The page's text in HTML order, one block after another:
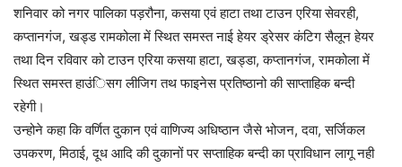
शनिवार को नगर पालिका पड़रौना, कसया एवं हाटा तथा टाउन एरिया सेवरही,
कप्तानगंज, खड्ड रामकोला में स्थित समस्त नाई हेयर ड्रेसर कंटिग सैलून हेयर
तथा दिन रविवार को टाउन एरिया कसया हाटा, खड्डा, कप्तानगंज, रामकोला में
स्थित समस्त हाउंिसग लीजिग तथ फाइनेस प्रतिष्ठानो की साप्ताहिक बन्दी
रहेगी।
उन्होने कहा कि वर्णित दुकान एवं वाणिज्य अधिष्ठान जैसे भोजन, दवा, सर्जिकल
उपकरण, मिठाई, दूध आदि की दुकानों पर सप्ताहिक बन्दी का प्राविधान लागू नही